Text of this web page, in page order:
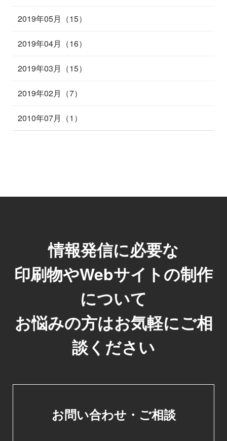
2019年05月（15）
2019年04月（16）
2019年03月（15）
2019年02月（7）
2010年07月（1）
情報発信に必要な
印刷物やWebサイトの制作
について
お悩みの方はお気軽にご相
談ください
お問い合わせ・ご相談